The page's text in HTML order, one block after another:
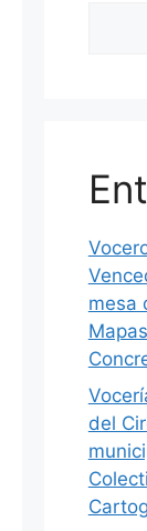
mesa
del